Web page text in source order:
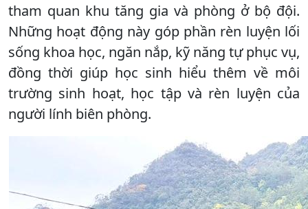
tham quan khu tăng gia và phòng ở bộ đội.
Những hoạt động này góp phần rèn luyện lối
sống khoa học, ngăn nắp, kỹ năng tự phục vụ,
đồng thời giúp học sinh hiểu thêm về môi
trường sinh hoạt, học tập và rèn luyện của
người lính biên phòng.